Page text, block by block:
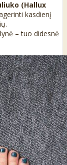
(Hallux
kasdienį
– tuo didesnė